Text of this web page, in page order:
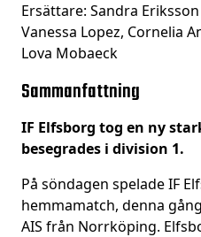
Ersättare: Sandra
Vanessa Lopez, Cornelia
Lova Mobaeck
Sammanfattning
IF Elfsborg tog en ny
besegrades i division 1.
På söndagen spelade IF
hemmamatch, denna
AIS från Norrköping.